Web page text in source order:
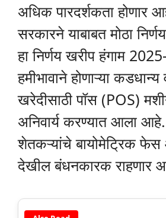
अधिक पारदर्शकता होणार
सरकारने याबाबत मोठा
हा निर्णय खरीप हंगाम
हमीभावाने होणाऱ्या
खरेदीसाठी पॉस (POS)
अनिवार्य करण्यात आला
शेतकऱ्यांचे बायोमेट्रिक
देखील बंधनकारक राहणार